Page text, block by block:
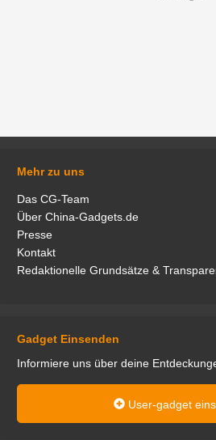
Mehr zu uns
Das CG-Team
Über China-Gadgets.de
Presse
Kontakt
Redaktionelle Grundsätze &
Gadget Einsenden
Informiere uns über deine
User-gadget